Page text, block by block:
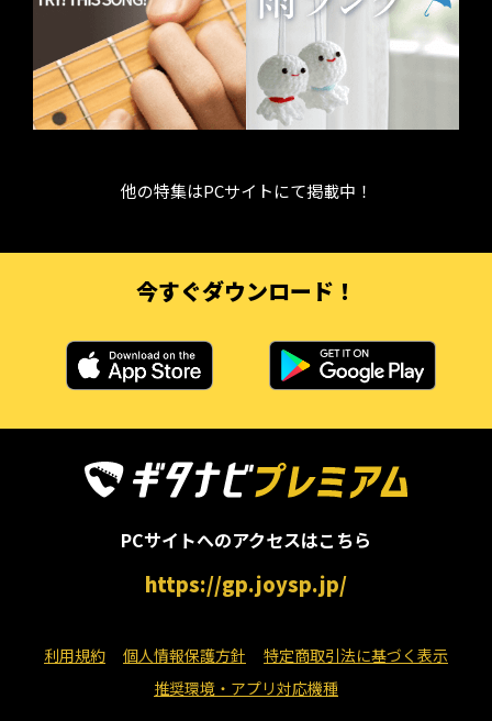
他の特集はPCサイトにて掲載中！
今すぐダウンロード！
PCサイトへのアクセスはこちら
https://gp.joysp.jp/
利用規約 個人情報保護方針
特定商取引法に基づく表示
推奨環境・アプリ対応機種